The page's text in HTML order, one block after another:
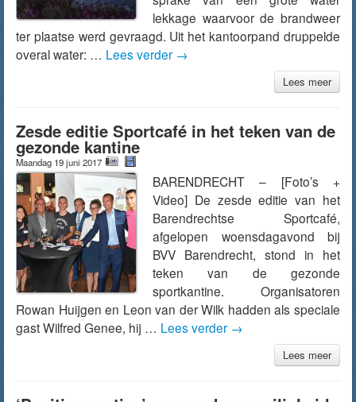
lekkage waarvoor de brandweer
ter plaatse werd gevraagd. Uit het kantoorpand druppelde
overal water: … Lees verder →
Lees meer
Zesde editie Sportcafé in het teken van de
gezonde kantine
Maandag 19 juni 2017
BARENDRECHT – [Foto’s +
Video] De zesde editie van het
Barendrechtse Sportcafé,
afgelopen woensdagavond bij
BVV Barendrecht, stond in het
teken van de gezonde
sportkantine. Organisatoren
Rowan Huijgen en Leon van der Wilk hadden als speciale
gast Wilfred Genee, hij … Lees verder →
Lees meer